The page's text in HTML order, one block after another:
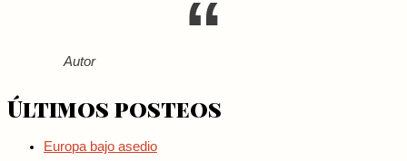
Autor
Últimos posteos
Europa bajo asedio